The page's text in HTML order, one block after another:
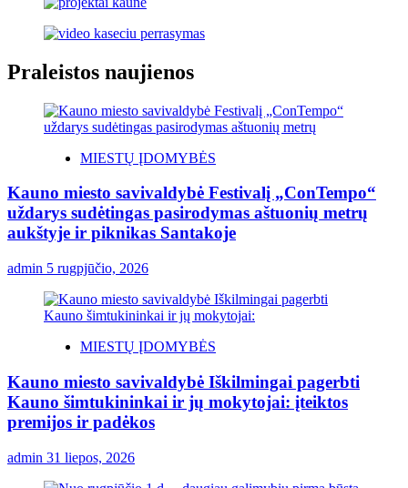
Praleistos naujienos
MIESTŲ ĮDOMYBĖS
Kauno miesto savivaldybė Festivalį „ConTempo“
uždarys sudėtingas pasirodymas aštuonių metrų
aukštyje ir piknikas Santakoje
admin 5 rugpjūčio, 2026
MIESTŲ ĮDOMYBĖS
Kauno miesto savivaldybė Iškilmingai pagerbti
Kauno šimtukininkai ir jų mokytojai: įteiktos
premijos ir padėkos
admin 31 liepos, 2026